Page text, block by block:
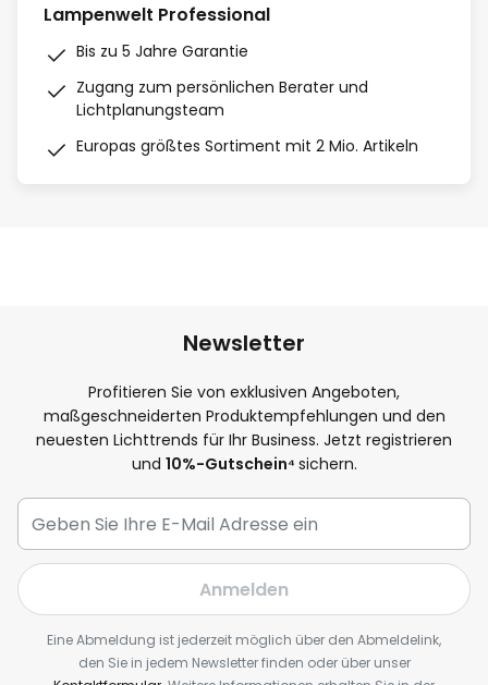
Lampenwelt Professional
Bis zu 5 Jahre Garantie
Zugang zum persönlichen Berater und
Lichtplanungsteam
Europas größtes Sortiment mit 2 Mio. Artikeln
Newsletter
Profitieren Sie von exklusiven Angeboten,
maßgeschneiderten Produktempfehlungen und den
neuesten Lichttrends für Ihr Business. Jetzt registrieren
und 10%-Gutschein⁴ sichern.
Anmelden
Eine Abmeldung ist jederzeit möglich über den Abmeldelink,
den Sie in jedem Newsletter finden oder über unser